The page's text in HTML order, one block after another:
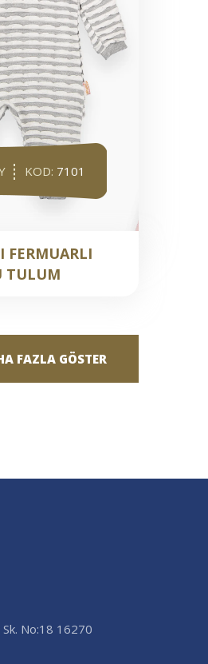
KOD: 7101
FERMUARLI
TULUM
FAZLA GÖSTER
No:18 16270